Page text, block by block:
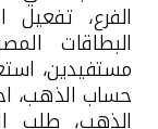
الفرع، تفعيل
البطاقات
مستفيدين،
حساب الذهب،
الذهب، طلب